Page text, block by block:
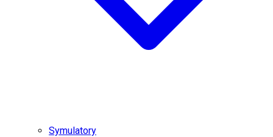
Symulatory